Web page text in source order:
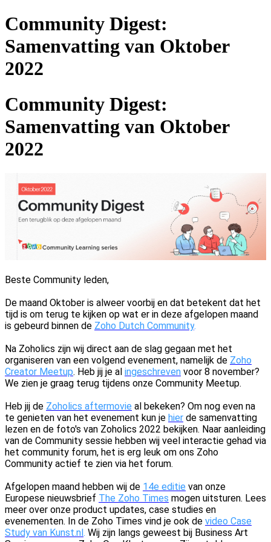
Community Digest:
Samenvatting van Oktober
2022
Community Digest:
Samenvatting van Oktober
2022
Beste Community leden,
De maand Oktober is alweer voorbij en dat betekent dat het
tijd is om terug te kijken op wat er in deze afgelopen maand
is gebeurd binnen de Zoho Dutch Community.
Na Zoholics zijn wij direct aan de slag gegaan met het
organiseren van een volgend evenement, namelijk de Zoho
Creator Meetup. Heb jij je al ingeschreven voor 8 november?
We zien je graag terug tijdens onze Community Meetup.
Heb jij de Zoholics aftermovie al bekeken? Om nog even na
te genieten van het evenement kun je hier de samenvatting
lezen en de foto's van Zoholics 2022 bekijken. Naar aanleiding
van de Community sessie hebben wij veel interactie gehad via
het community forum, het is erg leuk om ons Zoho
Community actief te zien via het forum.
Afgelopen maand hebben wij de 14e editie van onze
Europese nieuwsbrief The Zoho Times mogen uitsturen. Lees
meer over onze product updates, case studies en
evenementen. In de Zoho Times vind je ook de video Case
Study van Kunst.nl . Wij zijn langs geweest bij Business Art